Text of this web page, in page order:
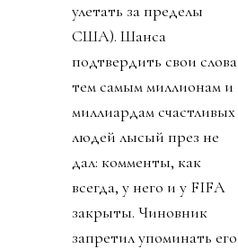
улетать за пределы
США). Шанса
подтвердить свои слова
тем самым миллионам и
миллиардам счастливых
людей лысый през не
дал: комменты, как
всегда, у него и у FIFA
закрыты. Чиновник
запретил упоминать его